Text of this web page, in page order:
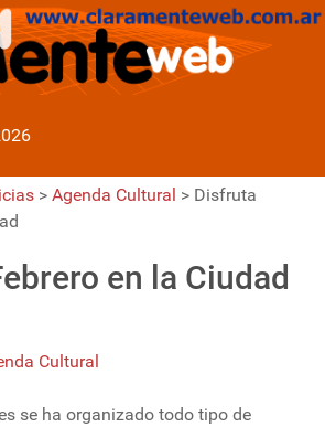
> Agenda Cultural > Disfruta
en la Ciudad
Cultural
se ha organizado todo tipo de